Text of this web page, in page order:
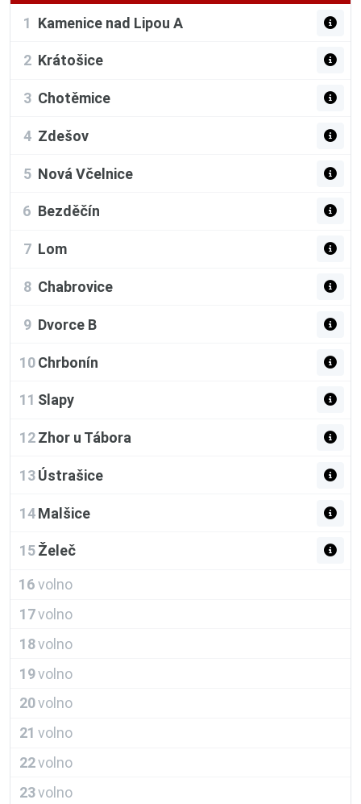
1 Kamenice nad Lipou A
2 Krátošice
3 Chotěmice
4 Zdešov
5 Nová Včelnice
6 Bezděčín
7 Lom
8 Chabrovice
9 Dvorce B
10 Chrbonín
11 Slapy
12 Zhor u Tábora
13 Ústrašice
14 Malšice
15 Želeč
16volno
17volno
18volno
19volno
20volno
21 volno
22volno
23volno